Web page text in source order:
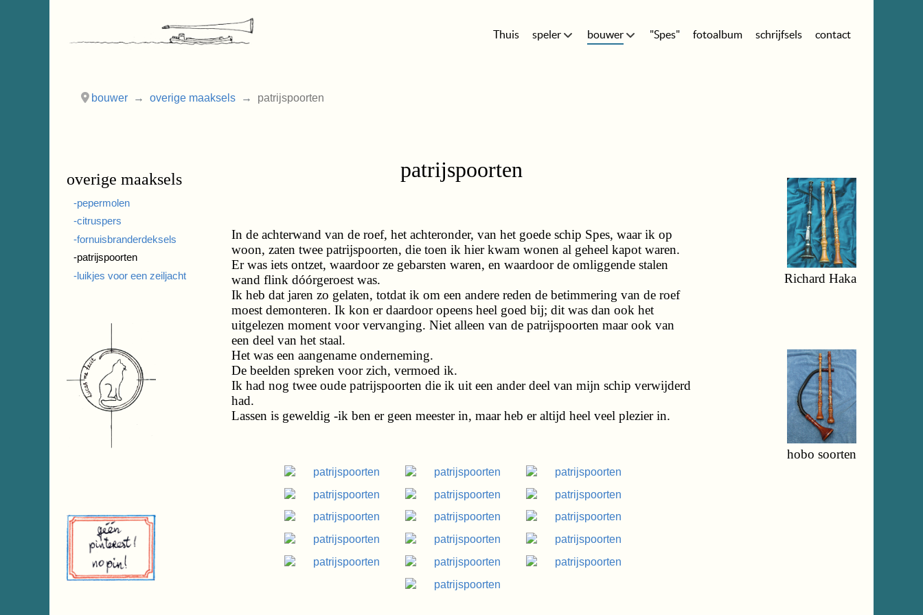
Thuis speler bouwer "Spes" fotoalbum schrijfsels contact
bouwer overige maaksels patrijspoorten
overige maaksels
-pepermolen
-citruspers
-fornuisbranderdeksels
-patrijspoorten
-luikjes voor een zeiljacht
patrijspoorten
In de achterwand van de roef, het achteronder, van het goede schip Spes, waar ik op
woon, zaten twee patrijspoorten, die toen ik hier kwam wonen al geheel kapot waren.
Er was iets ontzet, waardoor ze gebarsten waren, en waardoor de omliggende stalen
wand flink dóórgeroest was.
Ik heb dat jaren zo gelaten, totdat ik om een andere reden de betimmering van de roef
moest demonteren. Ik kon er daardoor opeens heel goed bij; dit was dan ook het
uitgelezen moment voor vervanging. Niet alleen van de patrijspoorten maar ook van
een deel van het staal.
Het was een aangename onderneming.
De beelden spreken voor zich, vermoed ik.
Ik had nog twee oude patrijspoorten die ik uit een ander deel van mijn schip verwijderd
had.
Lassen is geweldig -ik ben er geen meester in, maar heb er altijd heel veel plezier in.
Richard Haka
hobo soorten